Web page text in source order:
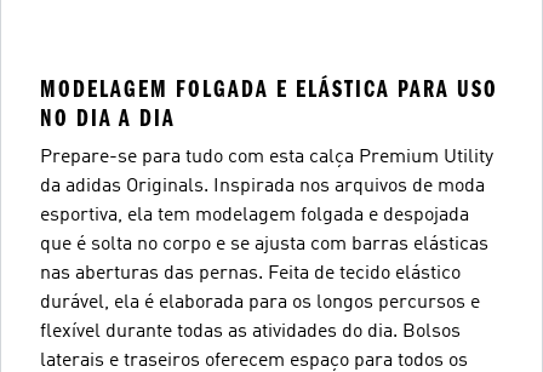
MODELAGEM FOLGADA E ELÁSTICA PARA USO
NO DIA A DIA
Prepare-se para tudo com esta calça Premium Utility
da adidas Originals. Inspirada nos arquivos de moda
esportiva, ela tem modelagem folgada e despojada
que é solta no corpo e se ajusta com barras elásticas
nas aberturas das pernas. Feita de tecido elástico
durável, ela é elaborada para os longos percursos e
flexível durante todas as atividades do dia. Bolsos
laterais e traseiros oferecem espaço para todos os